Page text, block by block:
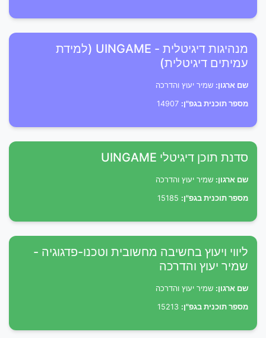
מנהיגות דיגיטלית - UINGAME (למידת
עמיתים דיגיטלית)
שם ארגון: שמיר יעוץ והדרכה
מספר תוכנית בגפ"ן:
סדנת תוכן דיגיטלי UINGAME
שם ארגון: שמיר יעוץ והדרכה
מספר תוכנית בגפ"ן:
ליווי ויעוץ בחשיבה מחשובית וטכנו-פדגוגיה -
שמיר יעוץ והדרכה
שם ארגון: שמיר יעוץ והדרכה
מספר תוכנית בגפ"ן: